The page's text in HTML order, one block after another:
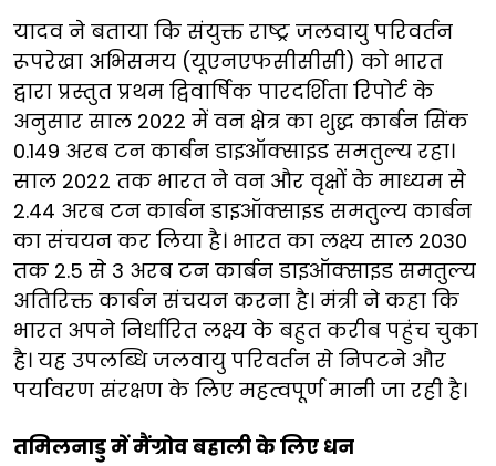
यादव ने बताया कि संयुक्त राष्ट्र जलवायु परिवर्तन
रूपरेखा अभिसमय (यूएनएफसीसीसी) को भारत
द्वारा प्रस्तुत प्रथम द्विवार्षिक पारदर्शिता रिपोर्ट के
अनुसार साल 2022 में वन क्षेत्र का शुद्ध कार्बन सिंक
0.149 अरब टन कार्बन डाइऑक्साइड समतुल्य रहा।
साल 2022 तक भारत ने वन और वृक्षों के माध्यम से
2.44 अरब टन कार्बन डाइऑक्साइड समतुल्य कार्बन
का संचयन कर लिया है। भारत का लक्ष्य साल 2030
तक 2.5 से 3 अरब टन कार्बन डाइऑक्साइड समतुल्य
अतिरिक्त कार्बन संचयन करना है। मंत्री ने कहा कि
भारत अपने निर्धारित लक्ष्य के बहुत करीब पहुंच चुका
है। यह उपलब्धि जलवायु परिवर्तन से निपटने और
पर्यावरण संरक्षण के लिए महत्वपूर्ण मानी जा रही है।
तमिलनाडु में मैंग्रोव बहाली के लिए धन